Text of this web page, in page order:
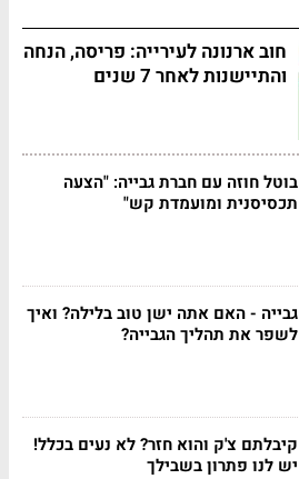
חוב ארנונה לעירייה: פריסה, הנחה
והתיישנות לאחר 7 שנים
בוטל חוזה עם חברת גבייה: "הצעה
תכסיסנית ומועמדת קש"
גבייה - האם אתה ישן טוב בלילה? ואיך
לשפר את תהליך הגבייה?
קיבלתם צ'ק והוא חזר? לא נעים בכלל!
יש לנו פתרון בשבילך